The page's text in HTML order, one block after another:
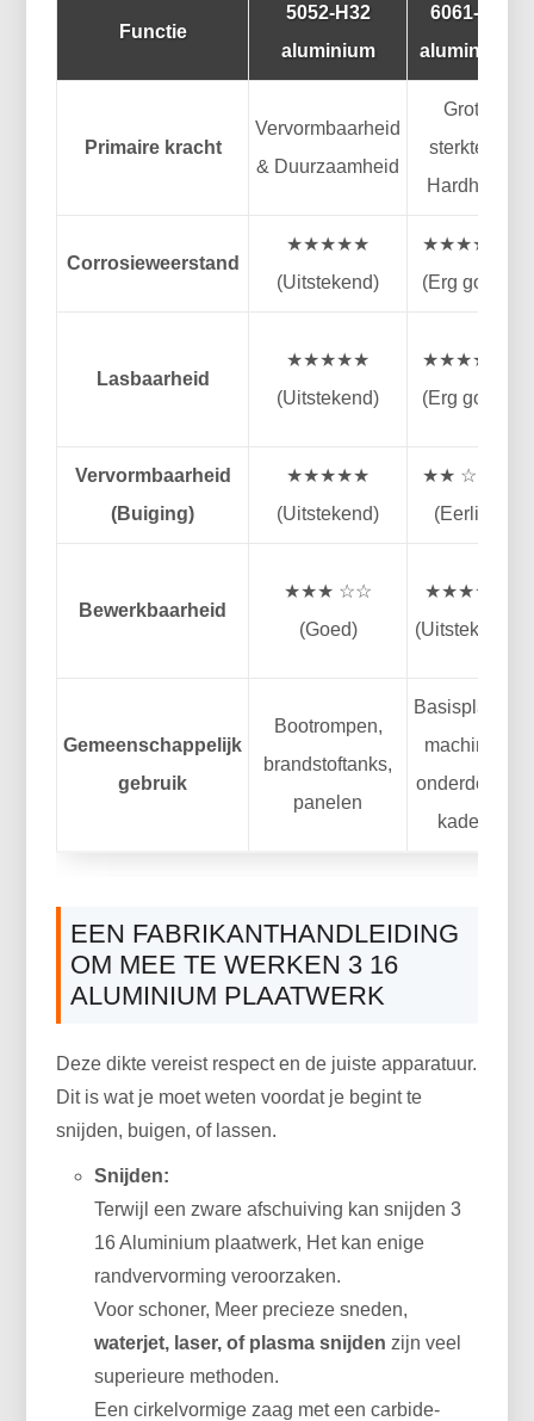
Functie
5052-H32
aluminium
6061-T6
aluminium
Primaire kracht
Vervormbaarheid
& Duurzaamheid
Grote
sterkte &
Hardheid
Corrosieweerstand
★★★★★
(Uitstekend)
★★★★ ☆
(Erg goed)
Lasbaarheid
★★★★★
(Uitstekend)
★★★★ ☆
(Erg goed)
Vervormbaarheid
(Buiging)
★★★★★
(Uitstekend)
★★ ☆☆☆
(Eerlijk)
Bewerkbaarheid
★★★ ☆☆
(Goed)
★★★★★
(Uitstekend)
Gemeenschappelijk
gebruik
Bootrompen,
brandstoftanks,
panelen
Basisplaten,
machine -
onderdelen,
kaders
EEN FABRIKANTHANDLEIDING
OM MEE TE WERKEN 3 16
ALUMINIUM PLAATWERK
Deze dikte vereist respect en de juiste apparatuur.
Dit is wat je moet weten voordat je begint te
snijden, buigen, of lassen.
Snijden:
Terwijl een zware afschuiving kan snijden 3
16 Aluminium plaatwerk, Het kan enige
randvervorming veroorzaken.
Voor schoner, Meer precieze sneden,
waterjet, laser, of plasma snijden zijn veel
superieure methoden.
Een cirkelvormige zaag met een carbide-